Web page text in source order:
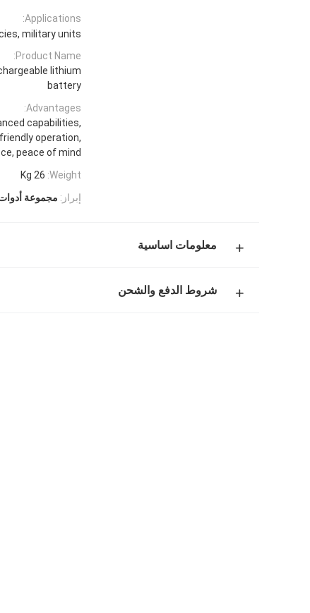
Applications:
military units
Product Name:
lithium
battery
Advantages:
capabilities,
operation,
peace of mind
Weight:
26 Kg
إبراز: مجموعة أدوات
معلومات اساسية
شروط الدفع والشحن